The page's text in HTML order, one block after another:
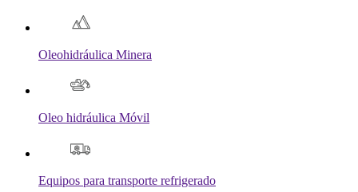
Oleohidráulica Minera
Oleo hidráulica Móvil
Equipos para transporte refrigerado